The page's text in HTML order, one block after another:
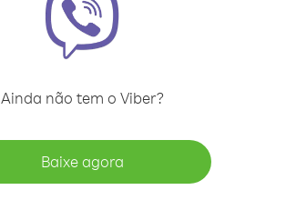
Ainda não tem o Viber?
Baixe agora